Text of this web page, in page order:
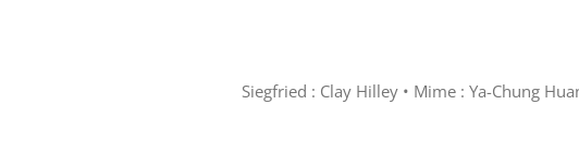
Siegfried : Clay Hilley • Mime : Ya-Chung